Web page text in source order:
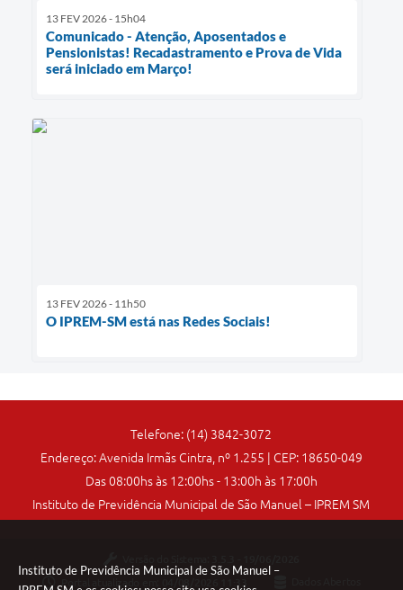
Instituto de Previdência Municipal de São Manuel –
13 FEV 2026 - 15h04
Comunicado - Atenção, Aposentados e
Pensionistas! Recadastramento e Prova de Vida
será iniciado em Março!
13 FEV 2026 - 11h50
O IPREM-SM está nas Redes Sociais!
Telefone: (14) 3842-3072
Endereço: Avenida Irmãs Cintra, nº 1.255 | CEP: 18650-049
Das 08:00hs às 12:00hs - 13:00h às 17:00h
Instituto de Previdência Municipal de São Manuel – IPREM SM